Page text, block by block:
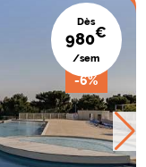
Dès
980€
/sem
-6%